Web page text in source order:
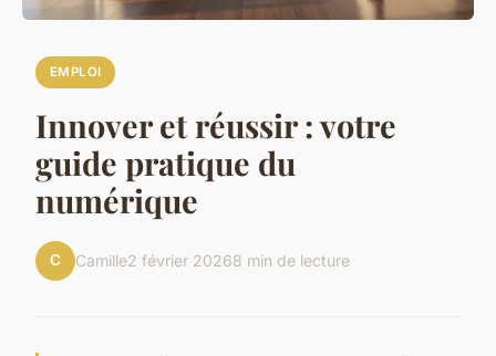
EMPLOI
Innover et réussir : votre
guide pratique du
numérique
C Camille2 février 20268 min de lecture